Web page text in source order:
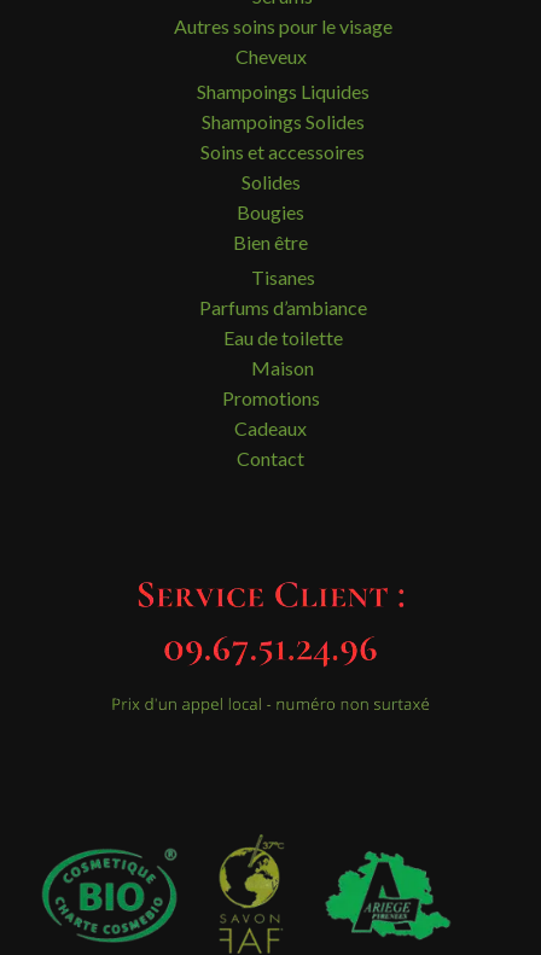
Autres soins pour le visage
Cheveux
Shampoings Liquides
Shampoings Solides
Soins et accessoires
Solides
Bougies
Bien être
Tisanes
Parfums d’ambiance
Eau de toilette
Maison
Promotions
Cadeaux
Contact